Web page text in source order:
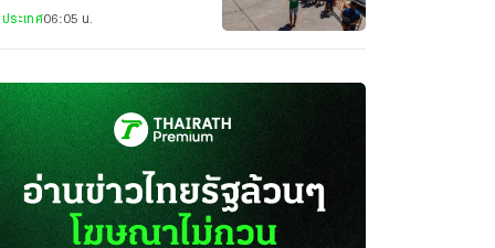
การของอิตาลีที่ระงับเชงเกน
ระเทศ06:05 น.